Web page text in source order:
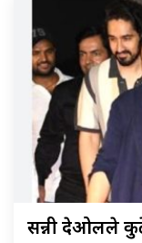
सन्नी देओलले